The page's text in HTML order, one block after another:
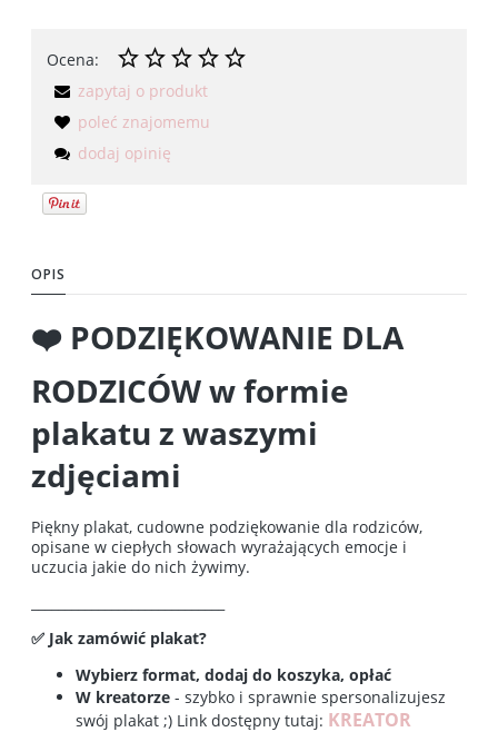
Ocena:
zapytaj o produkt
poleć znajomemu
dodaj opinię
OPIS
❤️ PODZIĘKOWANIE DLA
RODZICÓW w formie
plakatu z waszymi
zdjęciami
Piękny plakat, cudowne podziękowanie dla rodziców,
opisane w ciepłych słowach wyrażających emocje i
uczucia jakie do nich żywimy.
✅ Jak zamówić plakat?
Wybierz format, dodaj do koszyka, opłać
W kreatorze - szybko i sprawnie spersonalizujesz
swój plakat ;) Link dostępny tutaj: KREATOR